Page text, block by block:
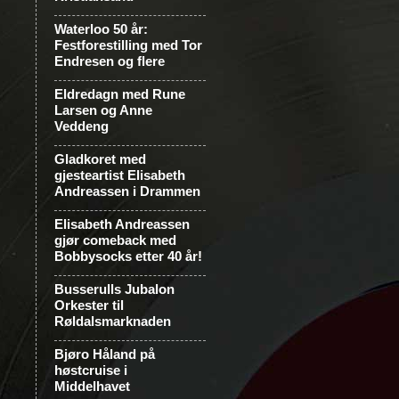
Waterloo 50 år:
Festforestilling med Tor
Endresen og flere
Eldredagn med Rune
Larsen og Anne
Veddeng
Gladkoret med
gjesteartist Elisabeth
Andreassen i Drammen
Elisabeth Andreassen
gjør comeback med
Bobbysocks etter 40 år!
Busserulls Jubalon
Orkester til
Røldalsmarknaden
Bjøro Håland på
høstcruise i
Middelhavet